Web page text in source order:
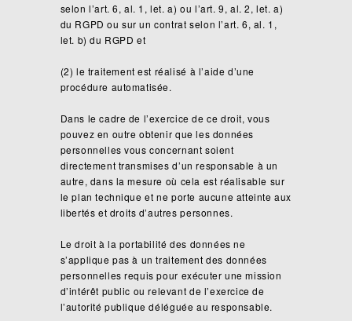
selon l’art. 6, al. 1, let. a) ou l’art. 9, al. 2, let. a)
du RGPD ou sur un contrat selon l’art. 6, al. 1,
let. b) du RGPD et
(2) le traitement est réalisé à l’aide d’une
procédure automatisée.
Dans le cadre de l’exercice de ce droit, vous
pouvez en outre obtenir que les données
personnelles vous concernant soient
directement transmises d’un responsable à un
autre, dans la mesure où cela est réalisable sur
le plan technique et ne porte aucune atteinte aux
libertés et droits d’autres personnes.
Le droit à la portabilité des données ne
s’applique pas à un traitement des données
personnelles requis pour exécuter une mission
d’intérêt public ou relevant de l’exercice de
l’autorité publique déléguée au responsable.